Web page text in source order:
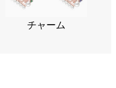
チャーム